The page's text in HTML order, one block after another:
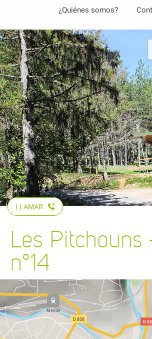
contenu
principal
¿Quiénes somos?
LLAMAR
Les Pitchouns
n°14